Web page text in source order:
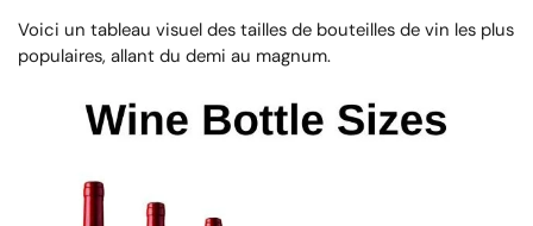
Voici un tableau visuel des tailles de bouteilles de vin les plus
populaires, allant du demi au magnum.